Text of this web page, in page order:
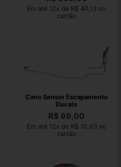
Em até 12x de R$ 40,13 no
cartão
Cano Sensor Escapamento
Ducato
R$ 99,00
Em até 12x de R$ 10,03 no
cartão